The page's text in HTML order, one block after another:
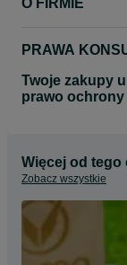
O FIRMIE
PRAWA
Twoje zakupy
prawo
Więcej od tego
Zobacz wszystkie